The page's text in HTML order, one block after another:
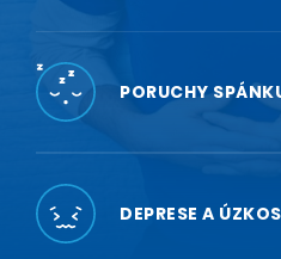
PORUCHY
DEPRESE A